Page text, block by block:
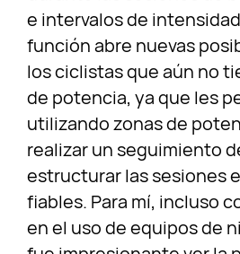
e intervalos de
función abre nuevas
los ciclistas que aún no
de potencia, ya que les
utilizando zonas de
realizar un seguimiento
estructurar las sesiones
fiables. Para mí, incluso
en el uso de equipos de